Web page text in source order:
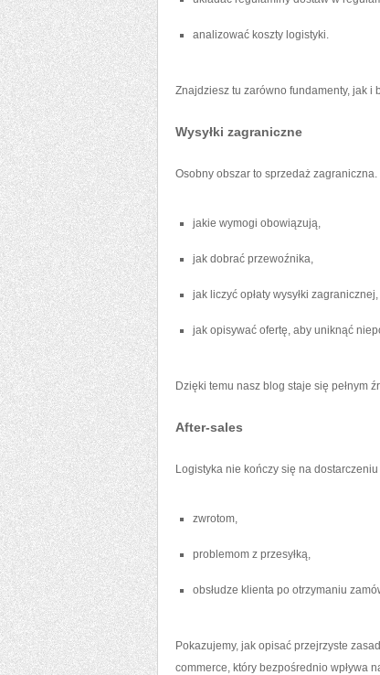
analizować koszty logistyki.
Znajdziesz tu zarówno fundamenty, jak
Wysyłki zagraniczne
Osobny obszar to sprzedaż
jakie wymogi obowiązują,
jak dobrać przewoźnika,
jak liczyć opłaty wysyłki zagranicznej,
jak opisywać ofertę, aby uniknąć
Dzięki temu nasz blog staje się pełnym
After-sales
Logistyka nie kończy się na
zwrotom,
problemom z przesyłką,
obsłudze klienta po otrzymaniu
Pokazujemy, jak opisać przejrzyste
commerce, który bezpośrednio wpływa